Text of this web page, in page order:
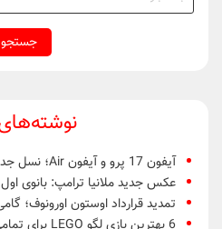
برای:
آیفون 17 پرو و آیفون Air؛ نسل جدید طراحی، دوام و تجربه کاربری
عکس جدید ملانیا ترامپ: بانوی اول
تمدید قرارداد اوستون اورونوف؛
6 بهترین بازی لگو LEGO برای تمامی سنین کدامند؟